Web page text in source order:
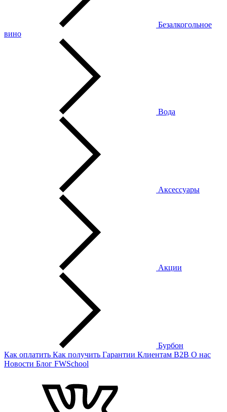
Безалкогольное
вино
Вода
Аксессуары
Акции
Бурбон
Как оплатить Как получить Гарантии Клиентам B2B О нас
Новости Блог FWSchool